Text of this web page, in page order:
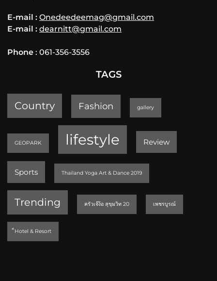
E-mail : Onedeedeemag@gmail.com
E-mail : dearnitt@gmail.com
Phone : 061-356-3556
TAGS
Country Fashion gallery
GEOPARK lifestyle Review
Sports Thailand Yoga Art & Dance 2019
Trending ครัวเจ๊ง้อ สุขุมวิท 20 เพชรบูรณ์
็Hotel & Resort